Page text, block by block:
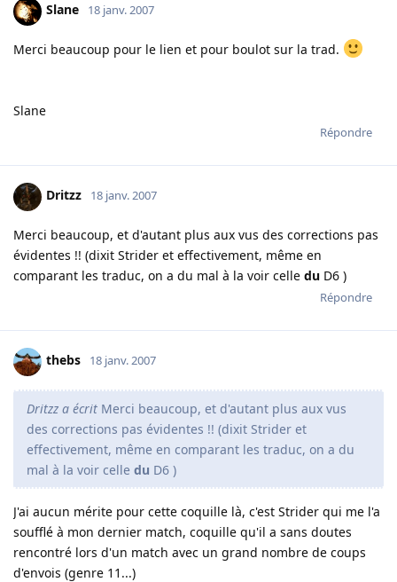
Slane 18 janv. 2007
Merci beaucoup pour le lien et pour boulot sur la trad.
Slane
Répondre
Dritzz 18 janv. 2007
Merci beaucoup, et d'autant plus aux vus des corrections pas
évidentes !! (dixit Strider et effectivement, même en
comparant les traduc, on a du mal à la voir celle du D6 )
Répondre
thebs 18 janv. 2007
Dritzz a écrit Merci beaucoup, et d'autant plus aux vus
des corrections pas évidentes !! (dixit Strider et
effectivement, même en comparant les traduc, on a du
mal à la voir celle du D6 )
J'ai aucun mérite pour cette coquille là, c'est Strider qui me l'a
soufflé à mon dernier match, coquille qu'il a sans doutes
rencontré lors d'un match avec un grand nombre de coups
d'envois (genre 11...)